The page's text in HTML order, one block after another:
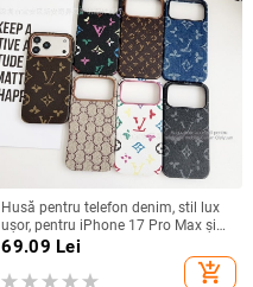
Husă pentru telefon denim, stil lux
ușor, pentru iPhone 17 Pro Max și
iPhone 16, cu acoperire totală
69.09 Lei
add_shopping_cart